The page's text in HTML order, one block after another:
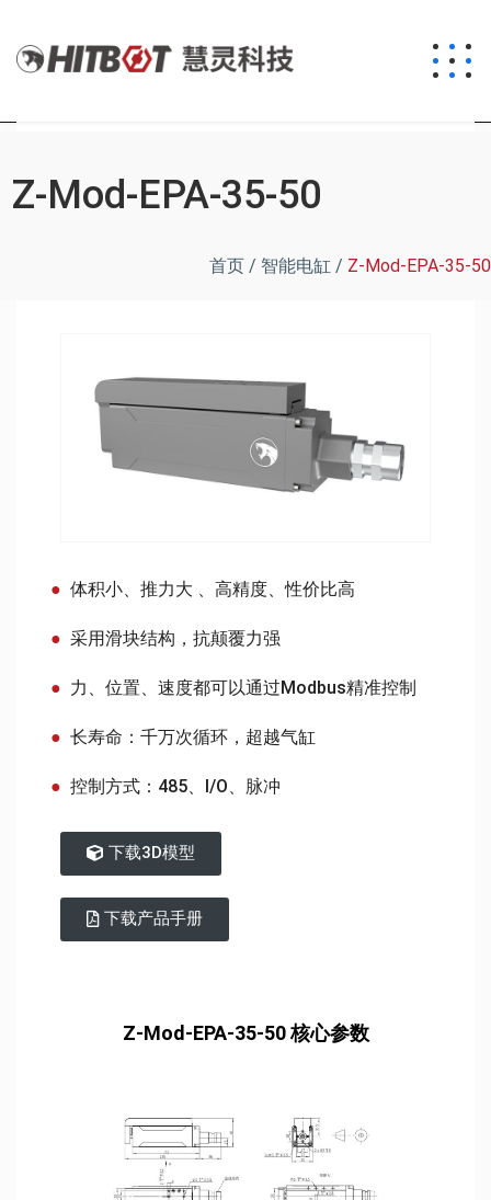
Z-Mod-EPA-35-50
首页 / 智能电缸 / Z-Mod-EPA-35-50
体积小、推力大 、高精度、性价比高
采用滑块结构，抗颠覆力强
力、位置、速度都可以通过Modbus精准控制
长寿命：千万次循环，超越气缸
控制方式：485、I/O、脉冲
下载3D模型
下载产品手册
Z-Mod-EPA-35-50 核心参数